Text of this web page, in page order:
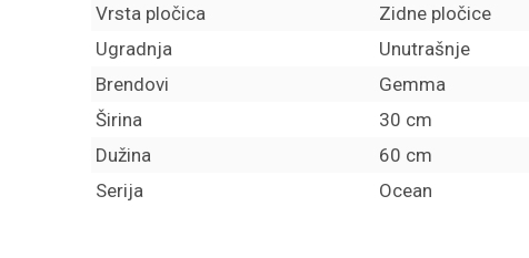
Vrsta pločica
Zidne pločice
Ugradnja
Unutrašnje
Brendovi
Gemma
Širina
30 cm
Dužina
60 cm
Serija
Ocean